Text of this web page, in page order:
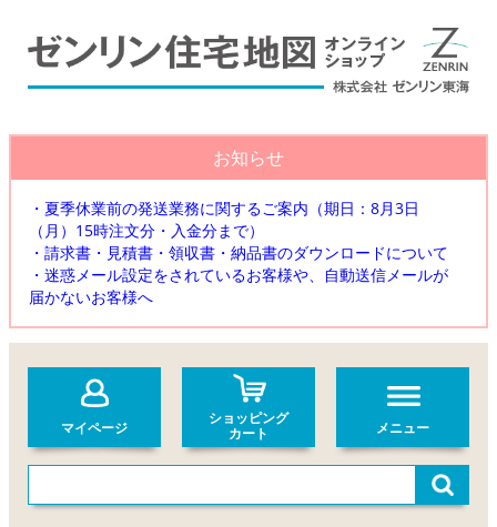
お知らせ
・夏季休業前の発送業務に関するご案内（期日：8月3日
（月）15時注文分・入金分まで）
・請求書・見積書・領収書・納品書のダウンロードについて
・迷惑メール設定をされているお客様や、自動送信メールが
届かないお客様へ
マイページ
ショッピング
カート
メニュー